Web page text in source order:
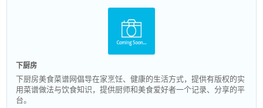
下厨房
下厨房美食菜谱网倡导在家烹饪、健康的生活方式，提供有版权的实
用菜谱做法与饮食知识，提供厨师和美食爱好者一个记录、分享的平
台。